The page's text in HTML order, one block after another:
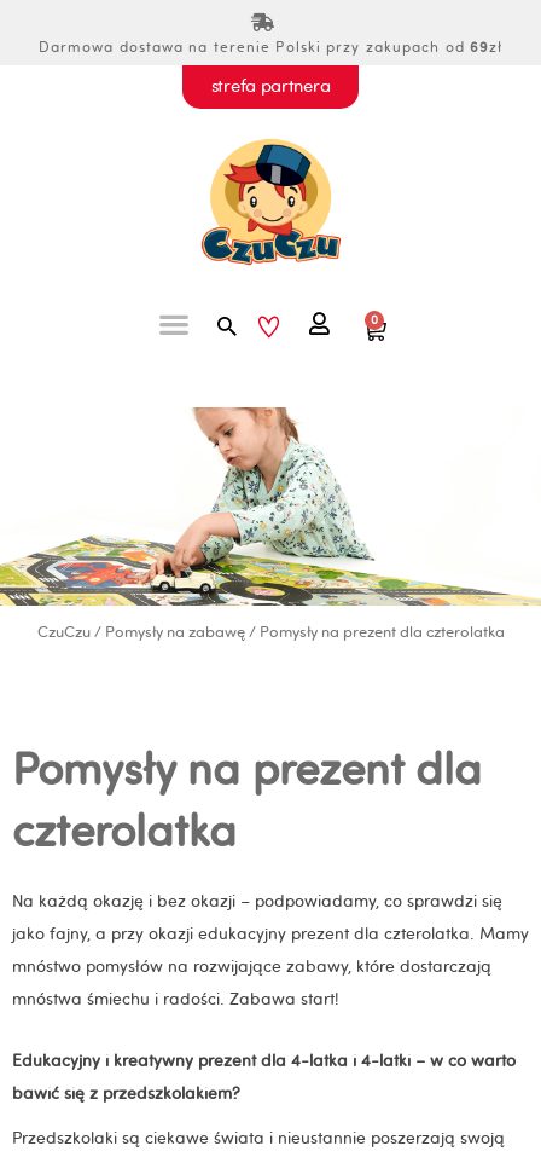
Darmowa dostawa na terenie Polski przy zakupach od 69zł
strefa partnera
Szukaj 0
Wózek
CzuCzu/ Pomysły na zabawę/ Pomysły na prezent dla czterolatka
Pomysły na prezent dla
czterolatka
Na każdą okazję i bez okazji – podpowiadamy, co sprawdzi się
jako fajny, a przy okazji edukacyjny prezent dla czterolatka. Mamy
mnóstwo pomysłów na rozwijające zabawy, które dostarczają
mnóstwa śmiechu i radości. Zabawa start!
Edukacyjny i kreatywny prezent dla 4-latka i 4-latki – w co warto
bawić się z przedszkolakiem?
Przedszkolaki są ciekawe świata i nieustannie poszerzają swoją